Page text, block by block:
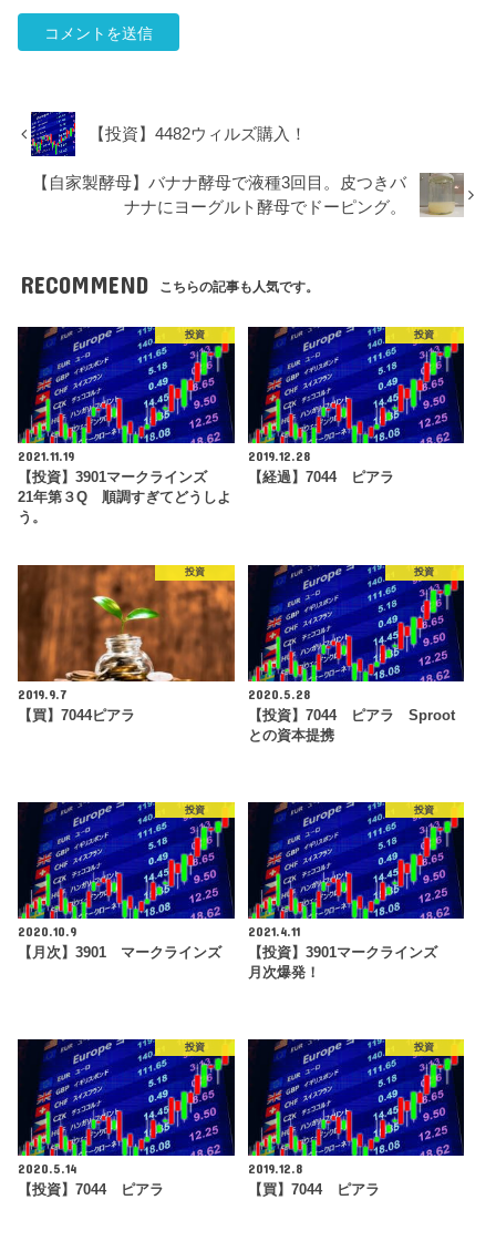
【投資】4482ウィルズ購入！
【自家製酵母】バナナ酵母で液種3回目。皮つきバ
ナナにヨーグルト酵母でドーピング。
RECOMMEND こちらの記事も人気です。
投資
2021.11.19
【投資】3901マークラインズ
21年第３Q 順調すぎてどうしよ
う。
投資
2019.12.28
【経過】7044 ピアラ
投資
2019.9.7
【買】7044ピアラ
投資
2020.5.28
【投資】7044 ピアラ Sproot
との資本提携
投資
2020.10.9
【月次】3901 マークラインズ
投資
2021.4.11
【投資】3901マークラインズ
月次爆発！
投資
2020.5.14
【投資】7044 ピアラ
投資
2019.12.8
【買】7044 ピアラ